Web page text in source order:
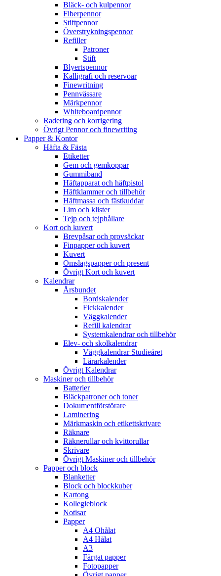
Bläck- och kulpennor
Fiberpennor
Stiftpennor
Överstrykningspennor
Refiller
Patroner
Stift
Blyertspennor
Kalligrafi och reservoar
Finewritning
Pennvässare
Märkpennor
Whiteboardpennor
Radering och korrigering
Övrigt Pennor och finewriting
Papper & Kontor
Häfta & Fästa
Etiketter
Gem och gemkoppar
Gummiband
Häftapparat och häftpistol
Häftklammer och tillbehör
Häftmassa och fästkuddar
Lim och klister
Tejp och tejphållare
Kort och kuvert
Brevpåsar och provsäckar
Finpapper och kuvert
Kuvert
Omslagspapper och present
Övrigt Kort och kuvert
Kalendrar
Årsbundet
Bordskalender
Fickkalender
Väggkalender
Refill kalendrar
Systemkalendrar och tillbehör
Elev- och skolkalendrar
Väggkalendrar Studieåret
Lärarkalender
Övrigt Kalendrar
Maskiner och tillbehör
Batterier
Bläckpatroner och toner
Dokumentförstörare
Laminering
Märkmaskin och etikettskrivare
Räknare
Räknerullar och kvittorullar
Skrivare
Övrigt Maskiner och tillbehör
Papper och block
Blanketter
Block och blockkuber
Kartong
Kollegieblock
Notisar
Papper
A4 Ohålat
A4 Hålat
A3
Färgat papper
Fotopapper